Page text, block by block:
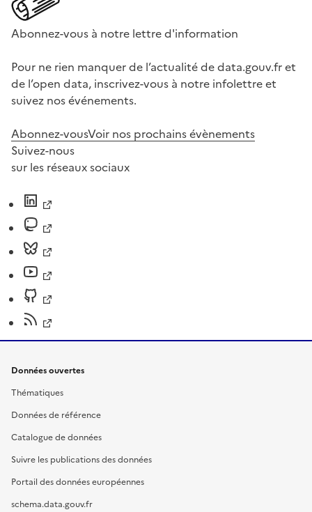
Abonnez-vous à notre lettre d'information
Pour ne rien manquer de l’actualité de data.gouv.fr et
de l’open data, inscrivez-vous à notre infolettre et
suivez nos événements.
Abonnez-vousVoir nos prochains évènements
Suivez-nous
sur les réseaux sociaux
Données ouvertes
Thématiques
Données de référence
Catalogue de données
Suivre les publications des données
Portail des données européennes
schema.data.gouv.fr